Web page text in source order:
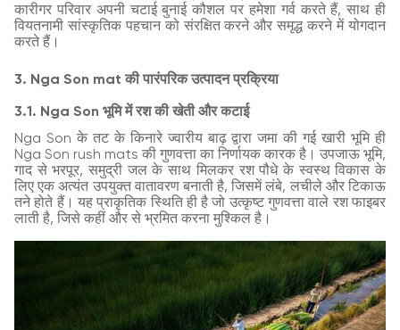
कारीगर परिवार अपनी चटाई बुनाई कौशल पर हमेशा गर्व करते हैं, साथ ही
वियतनामी सांस्कृतिक पहचान को संरक्षित करने और समृद्ध करने में योगदान
करते हैं।
3. Nga Son mat की पारंपरिक उत्पादन प्रक्रिया
3.1. Nga Son भूमि में रश की खेती और कटाई
Nga Son के तट के किनारे ज्वारीय बाढ़ द्वारा जमा की गई खारी भूमि ही
Nga Son rush mats की गुणवत्ता का निर्णायक कारक है। उपजाऊ भूमि,
गाद से भरपूर, समुद्री जल के साथ मिलकर रश पौधे के स्वस्थ विकास के
लिए एक अत्यंत उपयुक्त वातावरण बनाती है, जिसमें लंबे, लचीले और टिकाऊ
तने होते हैं। यह प्राकृतिक स्थिति ही है जो उत्कृष्ट गुणवत्ता वाले रश फाइबर
लाती है, जिसे कहीं और से भ्रमित करना मुश्किल है।